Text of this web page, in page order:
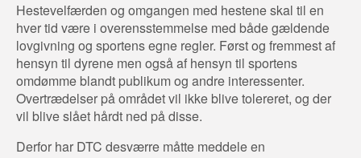
Hestevelfærden og omgangen med hestene skal til en
hver tid være i overensstemmelse med både gældende
lovgivning og sportens egne regler. Først og fremmest af
hensyn til dyrene men også af hensyn til sportens
omdømme blandt publikum og andre interessenter.
Overtrædelser på området vil ikke blive tolereret, og der
vil blive slået hårdt ned på disse.
Derfor har DTC desværre måtte meddele en